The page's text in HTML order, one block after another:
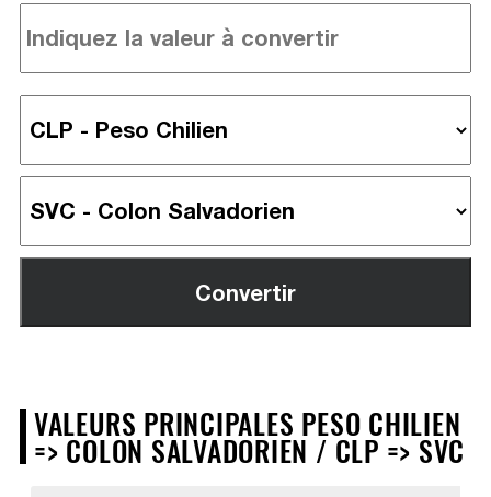
VALEURS PRINCIPALES PESO CHILIEN
=> COLON SALVADORIEN / CLP => SVC